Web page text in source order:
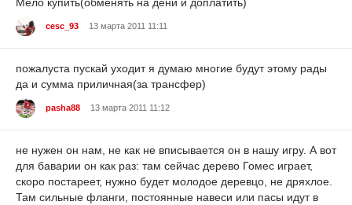
cesc_93 13 марта 2011 11:11
пожалуста пускай уходит я думаю многие будут этому рады
да и сумма приличная(за трансфер)
pasha88 13 марта 2011 11:12
не нужен он нам, не как не вписывается он в нашу игру. А вот
для баварии он как раз: там сейчас дерево Гомес играет,
скоро постареет, нужно будет молодое деревцо, не дряхлое.
Там сильные фланги, постоянные навеси или пасы идут в